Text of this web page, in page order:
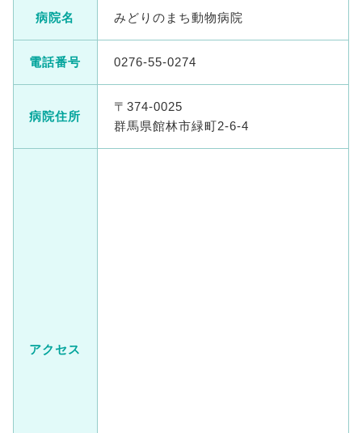
病院名 みどりのまち動物病院
電話番号 0276-55-0274
病院住所
〒374-0025
群馬県館林市緑町2-6-4
アクセス